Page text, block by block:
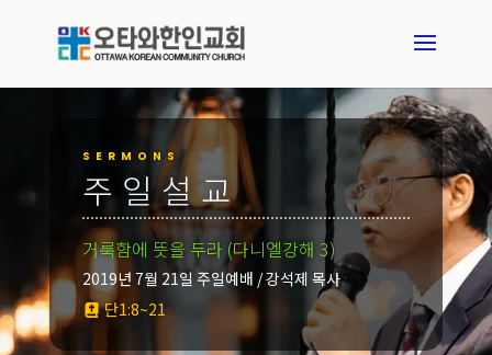
SERMONS
주일설교
거룩함에 뜻을 두라 (다니엘강해 3)
2019년 7월 21일 주일예배 / 강석제 목사
단1:8~21